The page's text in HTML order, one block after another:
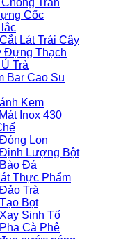
Tràn
Cốc
Lát Trái Cây
Đựng Thạch
Trà
Bar Cao Su
Kem
Inox 430
Lon
Lượng Bột
Đá
Thực Phẩm
Trà
Bọt
Sinh Tố
Cà Phê